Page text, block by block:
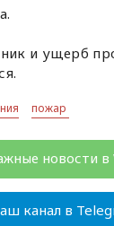
и ущерб
пожар
новости в
канал в